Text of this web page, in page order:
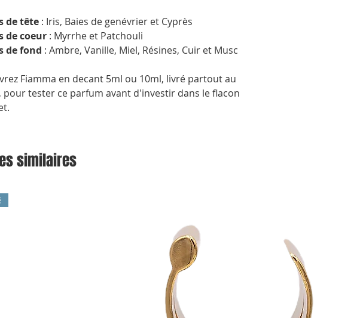
de tête : Iris, Baies de genévrier et Cyprès
de coeur : Myrrhe et Patchouli
de fond : Ambre, Vanille, Miel, Résines, Cuir et Musc
Fiamma en decant 5ml ou 10ml, livré partout au
pour tester ce parfum avant d'investir dans le flacon
similaires